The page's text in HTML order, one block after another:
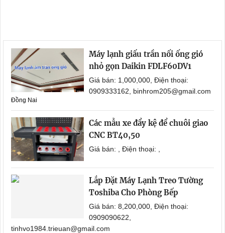
Máy lạnh giấu trần nối ống gió
nhỏ gọn Daikin FDLF60DV1
Giá bán: 1,000,000, Điện thoại:
0909333162, binhrom205@gmail.com
Đồng Nai
Các mẫu xe đẩy kệ để chuôi giao
CNC BT40,50
Giá bán: , Điện thoại: ,
Lắp Đặt Máy Lạnh Treo Tường
Toshiba Cho Phòng Bếp
Giá bán: 8,200,000, Điện thoại:
0909090622,
tinhvo1984.trieuan@gmail.com